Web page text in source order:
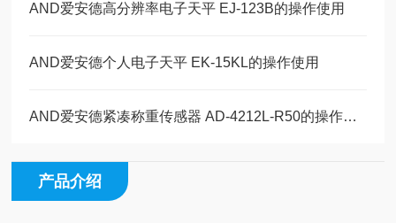
AND爱安德高分辨率电子天平 EJ-123B的操作使用
AND爱安德个人电子天平 EK-15KL的操作使用
AND爱安德紧凑称重传感器 AD-4212L-R50的操作使用
产品介绍